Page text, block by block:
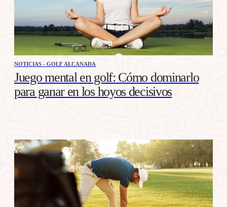
NOTICIAS - GOLF ALCANADA
Juego mental en golf: Cómo dominarlo
para ganar en los hoyos decisivos